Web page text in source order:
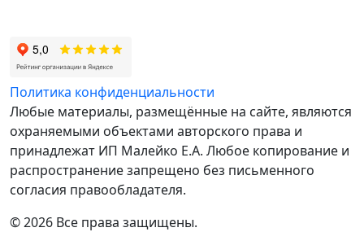
Политика конфиденциальности
Любые материалы, размещённые на сайте, являются
охраняемыми объектами авторского права и
принадлежат ИП Малейко E.А. Любое копирование и
распространение запрещено без письменного
согласия правообладателя.
© 2026 Все права защищены.